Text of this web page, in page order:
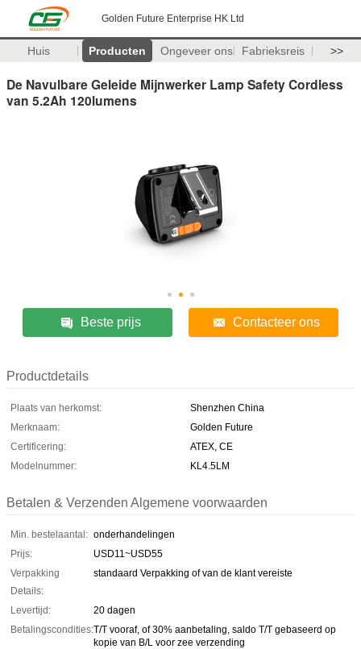
Golden Future Enterprise HK Ltd
Huis Producten Ongeveer ons Fabrieksreis >>
De Navulbare Geleide Mijnwerker Lamp Safety Cordless
van 5.2Ah 120lumens
Beste prijs Contacteer ons
Productdetails
Plaats van herkomst:
Shenzhen China
Merknaam:
Golden Future
Certificering:
ATEX, CE
Modelnummer:
KL4.5LM
Betalen & Verzenden Algemene voorwaarden
Min. bestelaantal: onderhandelingen
Prijs:
USD11~USD55
Verpakking
Details:
standaard Verpakking of van de klant vereiste
Levertijd:
20 dagen
Betalingscondities:T/T vooraf, of 30% aanbetaling, saldo T/T gebaseerd op
kopie van B/L voor zee verzending